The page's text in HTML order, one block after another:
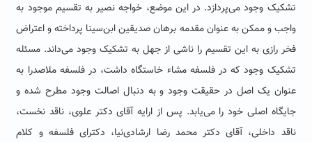
تشکیک وجود می‌پردازد. در این موضع، خواجه نصیر به تقسیم موجود به
واجب و ممکن به عنوان مقدمه برهان صدیقین ابن‌سینا پرداخته و اعتراض
فخر رازی به این تقسیم را ناشی از جهل به تشکیک وجود می‌داند. مسئله
تشکیک وجود که در فلسفه مشاء خاستگاه داشت، در فلسفه ملاصدرا به
عنوان یک اصل در حقیقت وجود و به دنبال اصالت وجود مطرح شده و
جایگاه اصلی خود را می‌یابد. پس از ارایه آقای دکتر علوی، ناقد نخست،
ناقد داخلی، آقای دکتر محمد رضا ارشادی‌نیا، دکترای فلسفه و کلام